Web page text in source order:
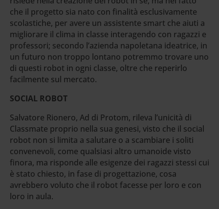
che il progetto sia nato con finalità esclusivamente
scolastiche, per avere un assistente smart che aiuti a
migliorare il clima in classe interagendo con ragazzi e
professori; secondo l’azienda napoletana ideatrice, in
un futuro non troppo lontano potremmo trovare uno
di questi robot in ogni classe, oltre che reperirlo
facilmente sul mercato.
SOCIAL ROBOT
Salvatore Rionero, Ad di Protom, rileva l’unicità di
Classmate proprio nella sua genesi, visto che il social
robot non si limita a salutare o a scambiare i soliti
convenevoli, come qualsiasi altro umanoide visto
finora, ma risponde alle esigenze dei ragazzi stessi cui
è stato chiesto, in fase di progettazione, cosa
avrebbero voluto che il robot facesse per loro e con
loro in aula.